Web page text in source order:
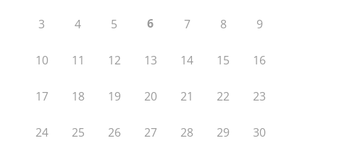
3 4 5 6 7 8 9
10 11 12 13 14 15 16
17 18 19 20 21 22 23
24 25 26 27 28 29 30